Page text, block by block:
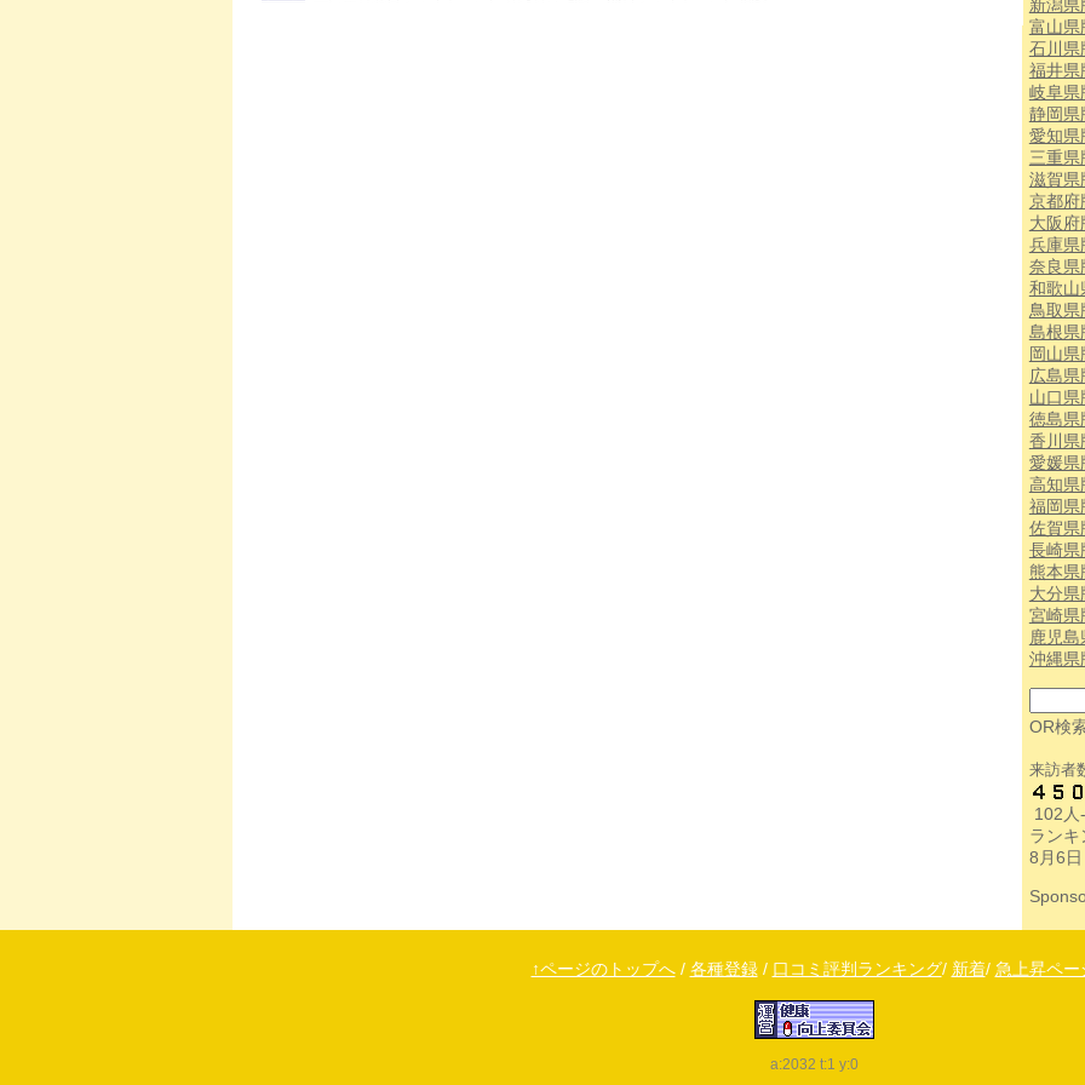
新潟県
富山県
石川県
福井県
岐阜県
静岡県
愛知県
三重県
滋賀県
京都府
大阪府
兵庫県
奈良県
和歌山
鳥取県
島根県
岡山県
広島県
山口県
徳島県
香川県
愛媛県
高知県
福岡県
佐賀県
長崎県
熊本県
大分県
宮崎県
鹿児島
沖縄県
OR検
来訪者
102人
ランキ
8月6
↑ページのトップへ/ 各種登録/ 口コミ評判ランキング/ 新着/ 急上昇ペー
a:2032 t:1 y:0